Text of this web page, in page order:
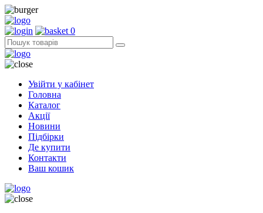
0
Увійти у кабінет
Головна
Каталог
Акції
Новини
Підбірки
Де купити
Контакти
Ваш кошик